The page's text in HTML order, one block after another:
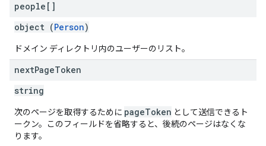
people[]
object (Person)
ドメイン ディレクトリ内のユーザーのリスト。
nextPageToken
string
次のページを取得するために pageToken として送信できるト
ークン。このフィールドを省略すると、後続のページはなくな
ります。